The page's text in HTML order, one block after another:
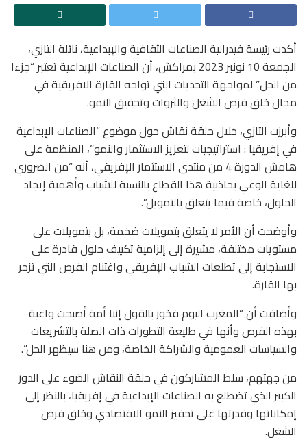
أكدت رئيسة فيدرالية الصناعات الثقافية والإبداعية، نائلة التازي،
الجمعة 10 نونبر 2023 بمراكش، أن الصناعات الإبداعية تعتبر “جزءا
من الحل” لمواجهة التحديات التي تواجه القارة الافريقية في
مجال خلق فرص الشغل والثروات وتحقيق النمو.
وأبرزت التازي، خلال حلقة نقاش حول موضوع “الصناعات الإبداعية
في إفريقيا : استراتيجيات لتعزيز الاستثمار والنمو”، المنظمة على
هامش الدورة 4 من منتدى الاستثمار الإفريقي، أنه “من الضروري
للغاية الوعي بجاذبية هذا القطاع بالنسبة للشباب وأهمية إيجاد
الحلول، خاصة فيما يتعلق بالتمويل”.
وأوضحت أن الأمر لا يتعلق بتمويلات ضخمة، بل بتمويلات على
مستويات مختلفة، مشيرة إلى إلزامية تكييف حلول قادرة على
الاستجابة إلى تطلعات الشباب الإفريقي واغتنام الفرص التي تزخر
بها القارة.
وأضافت أن “المغرب اليوم فخور بالقول إننا أمة أصبحت واعية
بهذه الفرص وأنها في طليعة التطورات ذات الصلة بالتشريعات
والسياسات العمومية والشراكة الخاصة، ومن هنا سيظهر الحل”.
من جهتهم، سلط المشاركون في حلقة النقاش الضوء على الدور
الكبير الذي تضطلع به الصناعات الإبداعية في إفريقيا، بالنظر إلى
إمكاناتها وقدرتها على تحفيز النمو الاقتصادي وخلق فرص
الشغل.